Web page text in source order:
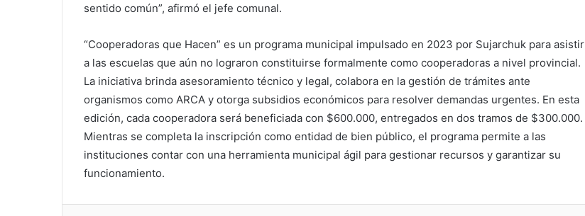
sentido común”, afirmó el jefe comunal.
“Cooperadoras que Hacen” es un programa municipal impulsado en 2023 por Sujarchuk para asistir
a las escuelas que aún no lograron constituirse formalmente como cooperadoras a nivel provincial.
La iniciativa brinda asesoramiento técnico y legal, colabora en la gestión de trámites ante
organismos como ARCA y otorga subsidios económicos para resolver demandas urgentes. En esta
edición, cada cooperadora será beneficiada con $600.000, entregados en dos tramos de $300.000.
Mientras se completa la inscripción como entidad de bien público, el programa permite a las
instituciones contar con una herramienta municipal ágil para gestionar recursos y garantizar su
funcionamiento.